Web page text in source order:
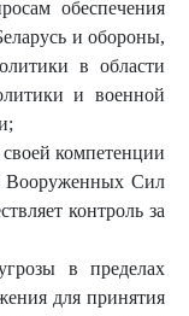
обеспечения
и обороны,
в области
и военной
компетенции
Вооруженных Сил
контроль за
в пределах
для принятия